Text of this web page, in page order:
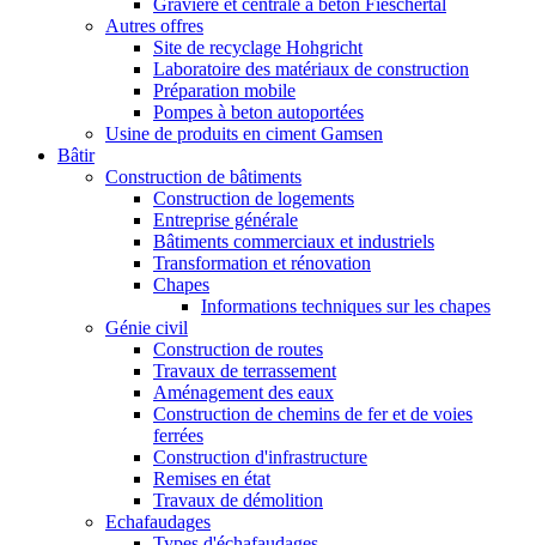
Gravière et centrale à béton Fieschertal
Autres offres
Site de recyclage Hohgricht
Laboratoire des matériaux de construction
Préparation mobile
Pompes à beton autoportées
Usine de produits en ciment Gamsen
Bâtir
Construction de bâtiments
Construction de logements
Entreprise générale
Bâtiments commerciaux et industriels
Transformation et rénovation
Chapes
Informations techniques sur les chapes
Génie civil
Construction de routes
Travaux de terrassement
Aménagement des eaux
Construction de chemins de fer et de voies
ferrées
Construction d'infrastructure
Remises en état
Travaux de démolition
Echafaudages